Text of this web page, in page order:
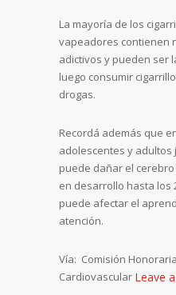
La mayoría de los
vapeadores contienen
adictivos y pueden ser
luego consumir
drogas.
Recordá además que
adolescentes y adultos
puede dañar el
en desarrollo hasta los
puede afectar el
atención.
Vía: Comisión
Cardiovascular Leave